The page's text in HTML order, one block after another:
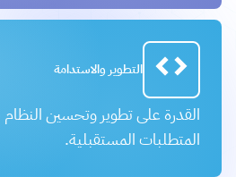
التطوير والاستدامة
القدرة على تطوير وتحسين النظام
المتطلبات المستقبلية.